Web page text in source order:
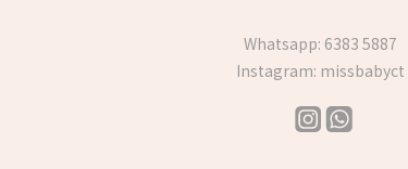
Whatsapp: 6383 5887
Instagram: missbabyct